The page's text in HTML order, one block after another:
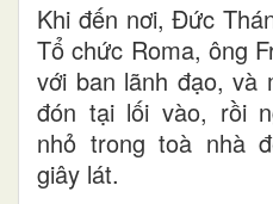
Khi đến nơi, Đức
Tổ chức Roma, ông
với ban lãnh đạo, và
đón tại lối vào, rồi
nhỏ trong toà nhà
giây lát.